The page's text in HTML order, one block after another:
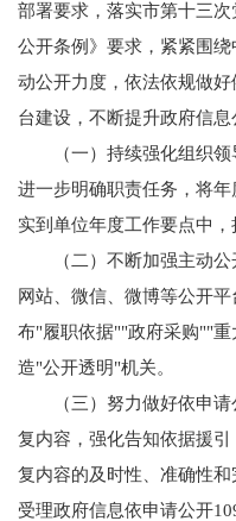
部署要求，落实市第十三
公开条例》要求，紧紧围
动公开力度，依法依规做
台建设，不断提升政府信息
（一）持续强化组织领
进一步明确职责任务，将
实到单位年度工作要点中，
（二）不断加强主动公
网站、微信、微博等公开
布"履职依据""政府采购""
造"公开透明"机关。
（三）努力做好依申请
复内容，强化告知依据援
复内容的及时性、准确性
受理政府信息依申请公开